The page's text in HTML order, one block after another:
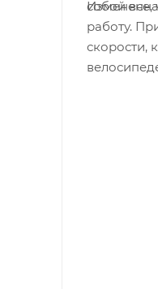
собой все,
работу.
скорости,